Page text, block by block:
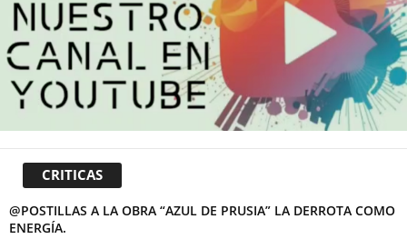
CRITICAS
@POSTILLAS A LA OBRA “AZUL DE PRUSIA” LA DERROTA COMO
ENERGÍA.